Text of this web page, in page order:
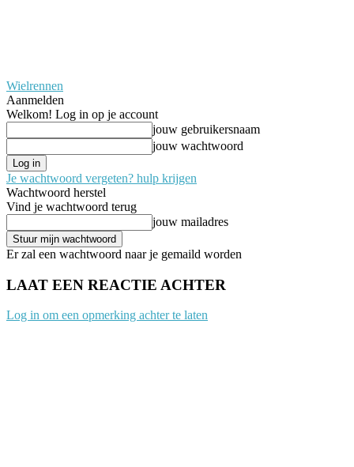
Wielrennen
Aanmelden
Welkom! Log in op je account
jouw gebruikersnaam
jouw wachtwoord
Je wachtwoord vergeten? hulp krijgen
Wachtwoord herstel
Vind je wachtwoord terug
jouw mailadres
Er zal een wachtwoord naar je gemaild worden
LAAT EEN REACTIE ACHTER
Log in om een opmerking achter te laten